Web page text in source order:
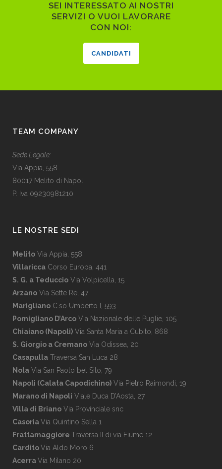
SEI INTERESSATO AI NOSTRI
SERVIZI O VUOI LAVORARE
CON NOI:
CANDIDATI
TEAM COMPANY
Sede Legale:
Via Appia, 558
80017 Melito di Napoli
P. Iva 09230981210
LE NOSTRE SEDI
Melito Via Appia, 558
Villaricca Corso Europa, 441
S. G. a Teduccio Via Volpicella, 15
Arzano Via Sette Re, 47
Marigliano C.so Umberto I, 593
Pomigliano D’Arco Via Nazionale delle Puglie, 105
Chiaiano (Napoli) Via Santa Maria a Cubito, 868
S. Giorgio a Cremano Via Odissea, 20
Casapulla Traversa San Luca 28
Nola Via San Paolo bel Sito, 79
Napoli (Calata Capodichino) Via Pietro Raimondi, 19
Marano di Napoli Viale Duca D’Aosta, 27
Villa di Briano Via Provinciale snc
CasoriaVia Quintino Sella 1
Frattamaggiore Traversa II di via Fiume 12
CarditoVia Aldo Moro 6
AcerraVia Milano 20